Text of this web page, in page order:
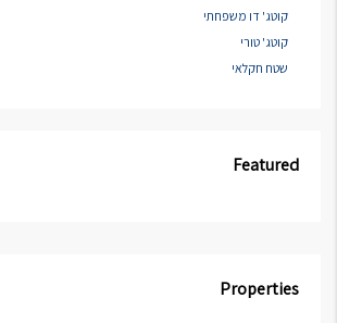
קוטג' דו משפחתי
קוטג' טורי
שטח חקלאי
Featured
Properties